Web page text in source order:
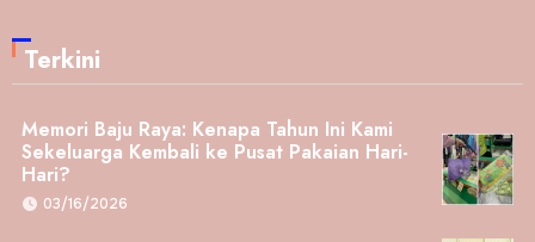
Terkini
Memori Baju Raya: Kenapa Tahun Ini Kami
Sekeluarga Kembali ke Pusat Pakaian Hari-
Hari?
03/16/2026